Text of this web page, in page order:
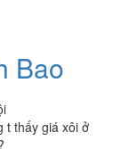
Bao